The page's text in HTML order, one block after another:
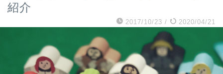
紹介
2017/10/23 / 2020/04/21